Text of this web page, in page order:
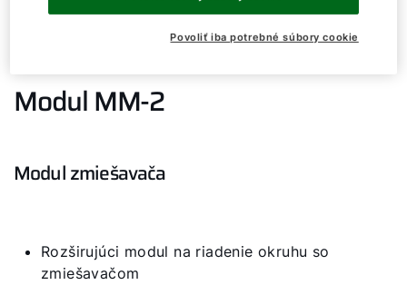
Modul MM-2
Modul zmiešavača
Rozširujúci modul na riadenie okruhu so
zmiešavačom
Dobrý deň!
Služby WOLF
Kontaktný formulár
Povoliť iba potrebné súbory cookie